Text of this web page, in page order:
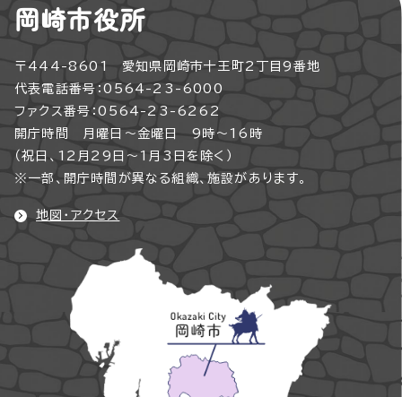
岡崎市役所
〒444-8601 愛知県岡崎市十王町2丁目9番地
代表電話番号：0564-23-6000
ファクス番号：0564-23-6262
開庁時間 月曜日～金曜日 9時～16時
（祝日、12月29日～1月3日を除く）
※一部、開庁時間が異なる組織、施設があります。
地図・アクセス